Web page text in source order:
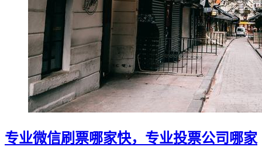
专业微信刷票哪家快，专业投票公司哪家